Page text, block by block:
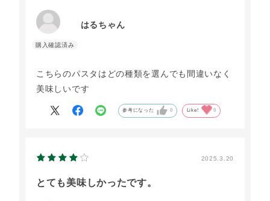
はるちゃん
こちらのパスタはどの種類を選んでも間違いなく
美味しいです
参考になった 0 Like! 0
2025.3.20
とても美味しかったです。